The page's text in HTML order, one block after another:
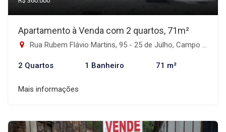
Apartamento à Venda com 2 quartos, 71m²
Rua Rubem Flávio Martins, 95 - 25 de Julho, Campo Bom-RS
2 Quartos 1 Banheiro 71 m²
Mais informações